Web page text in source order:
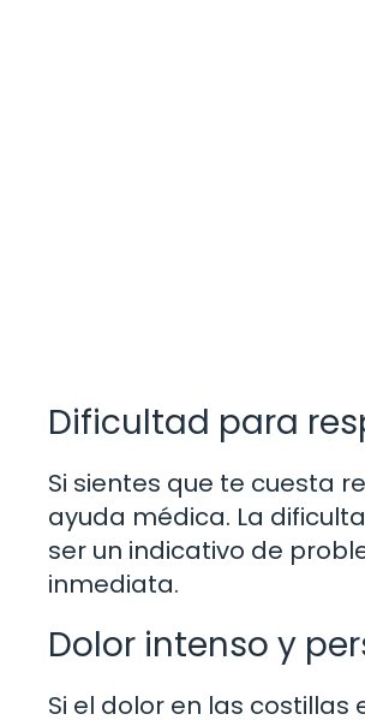
Dificultad para
Si sientes que te cuesta
ayuda médica. La
ser un indicativo de
inmediata.
Dolor intenso y
Si el dolor en las